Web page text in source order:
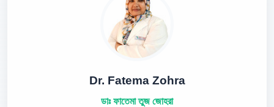
Dr. Fatema Zohra
ডাঃ ফাতেমা তুজ জোহরা